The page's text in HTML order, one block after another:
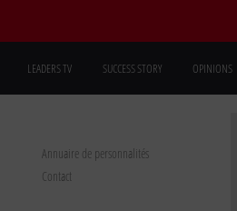
LEADERS TV SUCCESS STORY OPINIONS
Annuaire de personnalités
Contact